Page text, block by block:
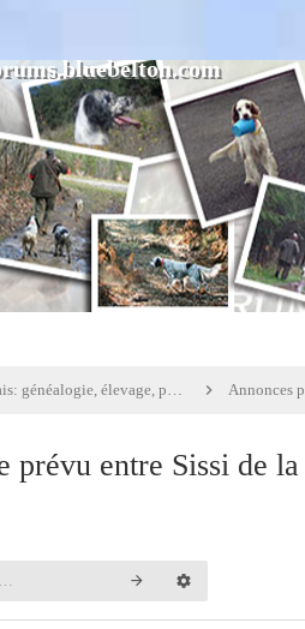
Setter anglais: généalogie, élevage, portées Annonces
prévu entre Sissi de